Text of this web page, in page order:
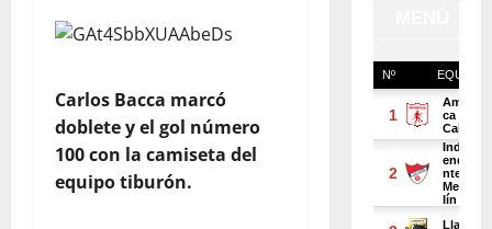
Carlos Bacca marcó
doblete y el gol número
100 con la camiseta del
equipo tiburón.